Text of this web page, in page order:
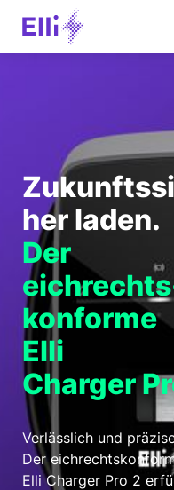
her laden.
Der
konforme
Elli
Charger
Verlässlich und
Der
Elli Charger Pro 2